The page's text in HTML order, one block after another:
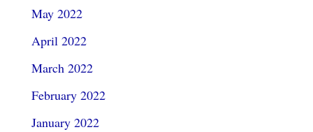
May 2022
April 2022
March 2022
February 2022
January 2022